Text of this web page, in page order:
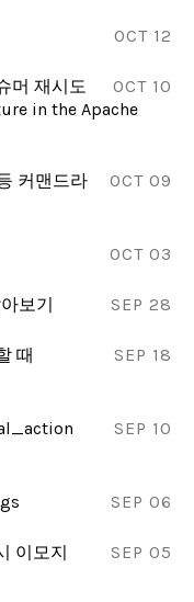
OCT 12
OCT 10
머 재시도
in the Apache
OCT 09
커맨드라
OCT 03
SEP 28
보기
SEP 18
때
SEP 10
SEP 06
SEP 05
이모지